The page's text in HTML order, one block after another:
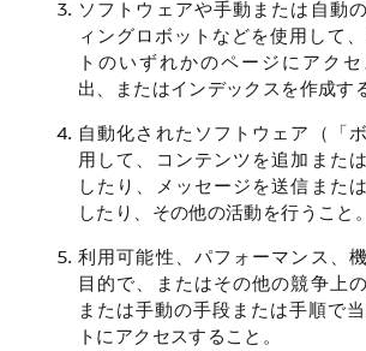
ソフトウェアや手動または自動
ィングロボットなどを使用して
トのいずれかのページにアク
出、またはインデックスを作成す
自動化されたソフトウェア（「
用して、コンテンツを追加また
したり、メッセージを送信また
したり、その他の活動を行うこと。
利用可能性、パフォーマンス、
目的で、またはその他の競争上
または手動の手段または手順で
トにアクセスすること。